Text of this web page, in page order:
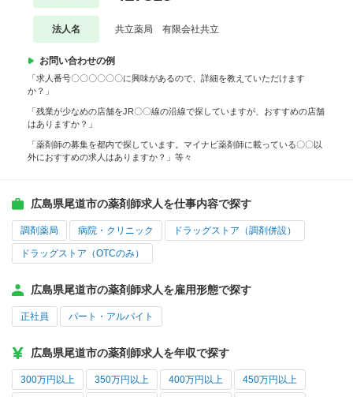
法人名 共立薬局 有限会社共立
お問い合わせの例
「求人番号〇〇〇〇〇〇に興味があるので、詳細を教えていただけます
か？」
「残業が少なめの店舗をJR〇〇線の沿線で探していますが、おすすめの店舗
はありますか？」
「薬剤師の募集を都内で探しています。マイナビ薬剤師に載っている〇〇以
外におすすめの求人はありますか？」等々
広島県尾道市の薬剤師求人を仕事内容で探す
調剤薬局 病院・クリニック ドラッグストア（調剤併設）
ドラッグストア（OTCのみ）
広島県尾道市の薬剤師求人を雇用形態で探す
正社員 パート・アルバイト
広島県尾道市の薬剤師求人を年収で探す
300万円以上 350万円以上 400万円以上 450万円以上